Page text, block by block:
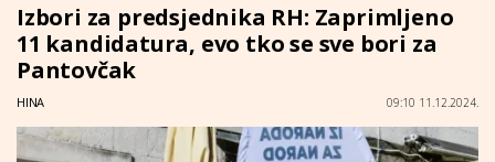
Izbori za predsjednika RH: Zaprimljeno
11 kandidatura, evo tko se sve bori za
Pantovčak
HINA 09:10 11.12.2024.